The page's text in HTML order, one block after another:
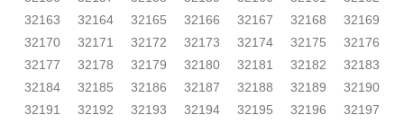
32163
32164 32165 32166 32167 32168
32169
32170
32171 32172 32173 32174 32175
32176
32177
32178 32179 32180 32181 32182
32183
32184
32185 32186 32187 32188 32189
32190
32191
32192 32193 32194 32195 32196
32197